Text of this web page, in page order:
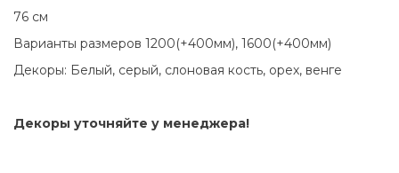
76 см
Варианты размеров 1200(+400мм), 1600(+400мм)
Декоры: Белый, серый, слоновая кость, орех, венге
Декоры уточняйте у менеджера!